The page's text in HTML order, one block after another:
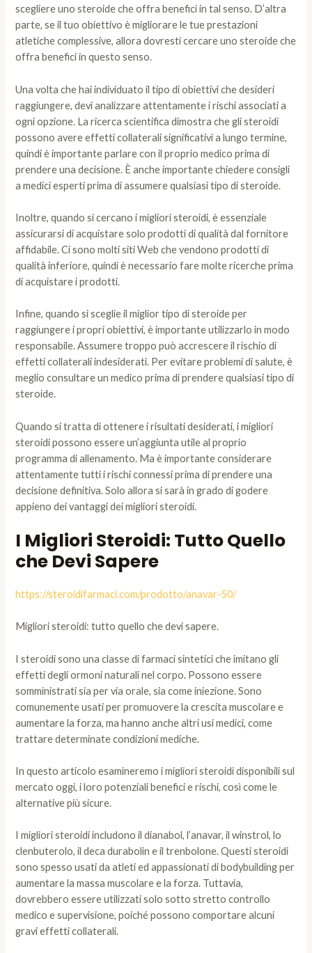
scegliere uno steroide che offra benefici in tal senso. D’altra
parte, se il tuo obiettivo è migliorare le tue prestazioni
atletiche complessive, allora dovresti cercare uno steroide che
offra benefici in questo senso.
Una volta che hai individuato il tipo di obiettivi che desideri
raggiungere, devi analizzare attentamente i rischi associati a
ogni opzione. La ricerca scientifica dimostra che gli steroidi
possono avere effetti collaterali significativi a lungo termine,
quindi è importante parlare con il proprio medico prima di
prendere una decisione. È anche importante chiedere consigli
a medici esperti prima di assumere qualsiasi tipo di steroide.
Inoltre, quando si cercano i migliori steroidi, è essenziale
assicurarsi di acquistare solo prodotti di qualità dal fornitore
affidabile. Ci sono molti siti Web che vendono prodotti di
qualità inferiore, quindi è necessario fare molte ricerche prima
di acquistare i prodotti.
Infine, quando si sceglie il miglior tipo di steroide per
raggiungere i propri obiettivi, è importante utilizzarlo in modo
responsabile. Assumere troppo può accrescere il rischio di
effetti collaterali indesiderati. Per evitare problemi di salute, è
meglio consultare un medico prima di prendere qualsiasi tipo di
steroide.
Quando si tratta di ottenere i risultati desiderati, i migliori
steroidi possono essere un’aggiunta utile al proprio
programma di allenamento. Ma è importante considerare
attentamente tutti i rischi connessi prima di prendere una
decisione definitiva. Solo allora si sarà in grado di godere
appieno dei vantaggi dei migliori steroidi.
I Migliori Steroidi: Tutto Quello
che Devi Sapere
https://steroidifarmaci.com/prodotto/anavar-50/
Migliori steroidi: tutto quello che devi sapere.
I steroidi sono una classe di farmaci sintetici che imitano gli
effetti degli ormoni naturali nel corpo. Possono essere
somministrati sia per via orale, sia come iniezione. Sono
comunemente usati per promuovere la crescita muscolare e
aumentare la forza, ma hanno anche altri usi medici, come
trattare determinate condizioni mediche.
In questo articolo esamineremo i migliori steroidi disponibili sul
mercato oggi, i loro potenziali benefici e rischi, così come le
alternative più sicure.
I migliori steroidi includono il dianabol, l’anavar, il winstrol, lo
clenbuterolo, il deca durabolin e il trenbolone. Questi steroidi
sono spesso usati da atleti ed appassionati di bodybuilding per
aumentare la massa muscolare e la forza. Tuttavia,
dovrebbero essere utilizzati solo sotto stretto controllo
medico e supervisione, poiché possono comportare alcuni
gravi effetti collaterali.